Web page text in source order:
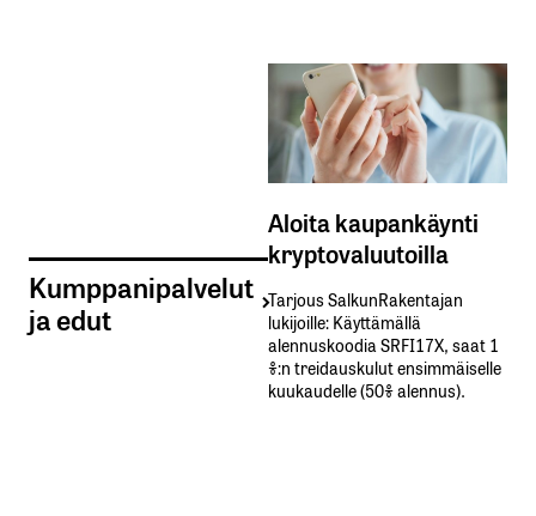
Kumppanipalvelut
ja edut
Aloita kaupankäynti
kryptovaluutoilla
Tarjous SalkunRakentajan
lukijoille: Käyttämällä​ ​
alennuskoodia​ ​SRFI17X,​ ​saat​ ​1
%:n treidauskulut​ ​ensimmäiselle​ ​
kuukaudelle​ ​(50%​ ​alennus).